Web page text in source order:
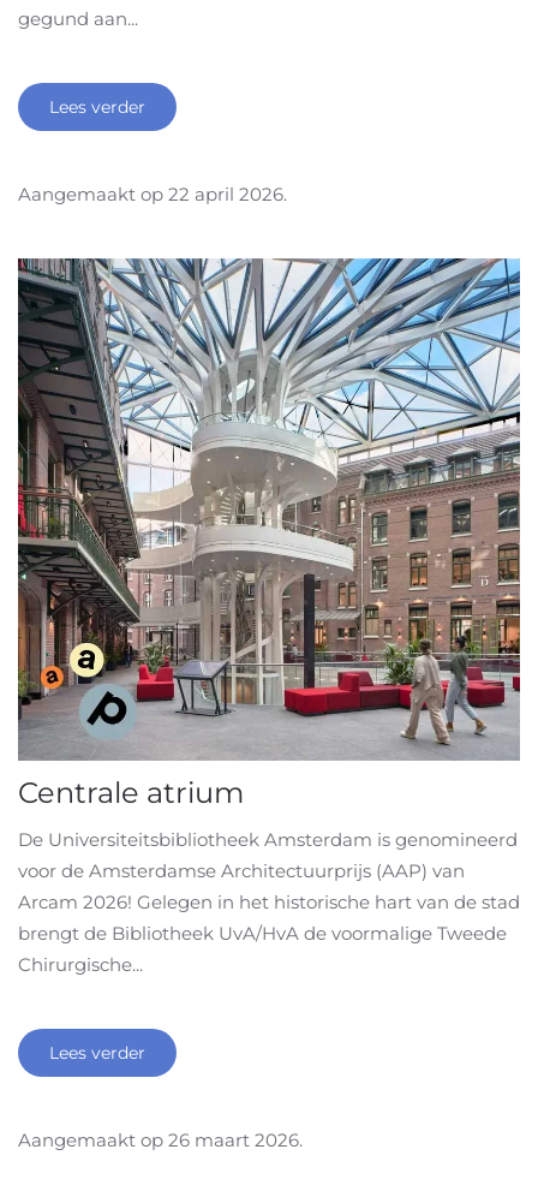
gegund aan...
Lees verder
Aangemaakt op 22 april 2026.
Centrale atrium
De Universiteitsbibliotheek Amsterdam is genomineerd
voor de Amsterdamse Architectuurprijs (AAP) van
Arcam 2026! Gelegen in het historische hart van de stad
brengt de Bibliotheek UvA/HvA de voormalige Tweede
Chirurgische...
Lees verder
Aangemaakt op 26 maart 2026.